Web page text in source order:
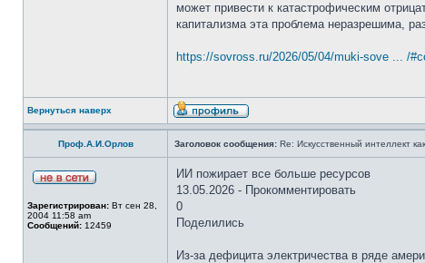
может привести к катастрофическим
капитализма эта проблема неразрешима,
https://sovross.ru/2026/05/04/muki-sove ... /
Вернуться наверх
Проф.А.И.Орлов Заголовок сообщения: Re: Искусственный интеллект
Зарегистрирован: Вт сен 28,
2004 11:58 am
Сообщений: 12459
ИИ пожирает все больше ресурсов
13.05.2026 - Прокомментировать
0
Поделились
Из-за дефицита электричества в ряде